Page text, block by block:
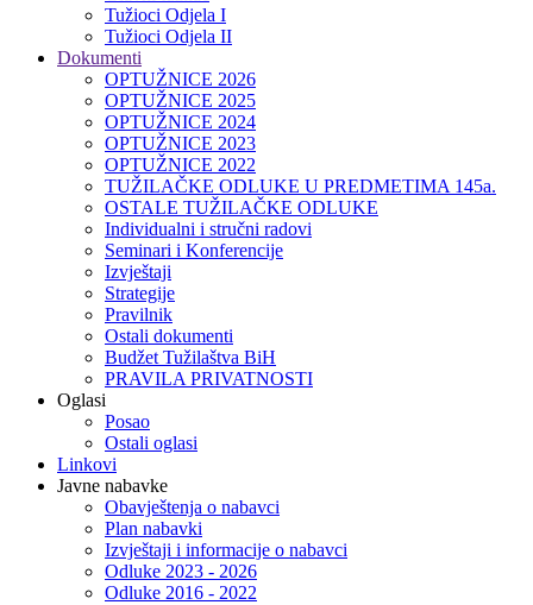
Tužioci Odjela I
Tužioci Odjela II
Dokumenti
OPTUŽNICE 2026
OPTUŽNICE 2025
OPTUŽNICE 2024
OPTUŽNICE 2023
OPTUŽNICE 2022
TUŽILAČKE ODLUKE U PREDMETIMA 145a.
OSTALE TUŽILAČKE ODLUKE
Individualni i stručni radovi
Seminari i Konferencije
Izvještaji
Strategije
Pravilnik
Ostali dokumenti
Budžet Tužilaštva BiH
PRAVILA PRIVATNOSTI
Oglasi
Posao
Ostali oglasi
Linkovi
Javne nabavke
Obavještenja o nabavci
Plan nabavki
Izvještaji i informacije o nabavci
Odluke 2023 - 2026
Odluke 2016 - 2022